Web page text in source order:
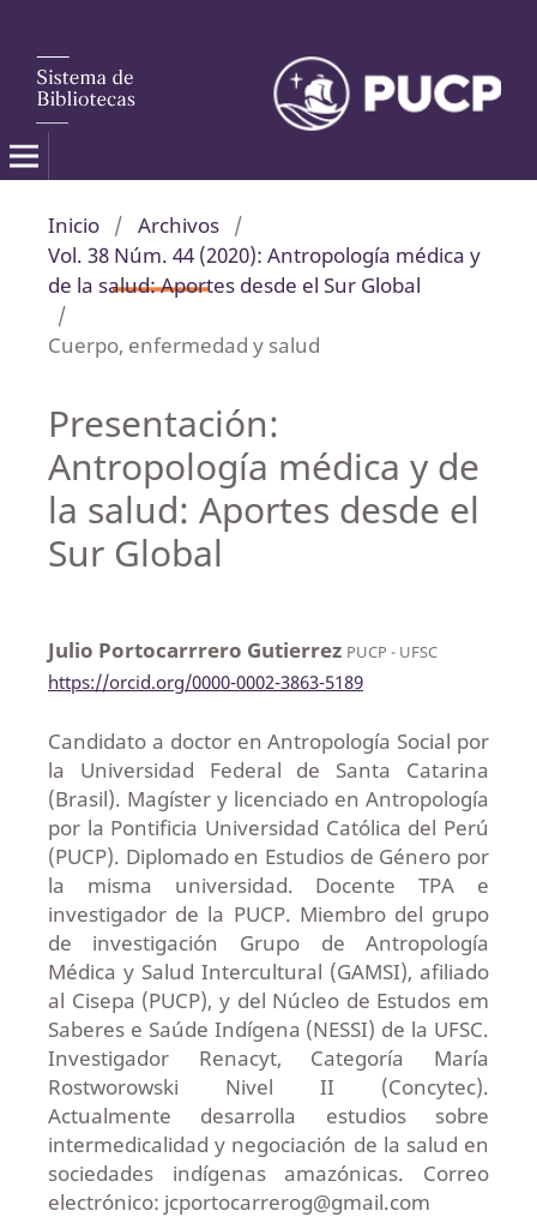
Inicio / Archivos /
Vol. 38 Núm. 44 (2020): Antropología médica y
de la salud: Aportes desde el Sur Global
/
Cuerpo, enfermedad y salud
Presentación:
Antropología médica y de
la salud: Aportes desde el
Sur Global
Julio Portocarrrero Gutierrez PUCP - UFSC
https://orcid.org/0000-0002-3863-5189
Candidato a doctor en Antropología Social por
la Universidad Federal de Santa Catarina
(Brasil). Magíster y licenciado en Antropología
por la Pontificia Universidad Católica del Perú
(PUCP). Diplomado en Estudios de Género por
la misma universidad. Docente TPA e
investigador de la PUCP. Miembro del grupo
de investigación Grupo de Antropología
Médica y Salud Intercultural (GAMSI), afiliado
al Cisepa (PUCP), y del Núcleo de Estudos em
Saberes e Saúde Indígena (NESSI) de la UFSC.
Investigador Renacyt, Categoría María
Rostworowski Nivel II (Concytec).
Actualmente desarrolla estudios sobre
intermedicalidad y negociación de la salud en
sociedades indígenas amazónicas. Correo
electrónico: jcportocarrerog@gmail.com